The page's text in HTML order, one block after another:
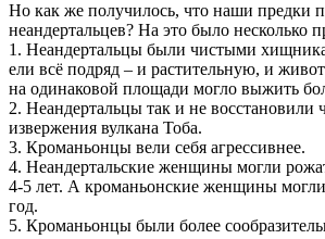
Но как же получилось, что наши предки
неандертальцев? На это было несколько
1. Неандертальцы были чистыми
ели всё подряд – и растительную, и
на одинаковой площади могло выжить
2. Неандертальцы так и не восстановили
извержения вулкана Тоба.
3. Кроманьонцы вели себя агрессивнее.
4. Неандертальские женщины могли
4-5 лет. А кроманьонские женщины
год.
5. Кроманьонцы были более